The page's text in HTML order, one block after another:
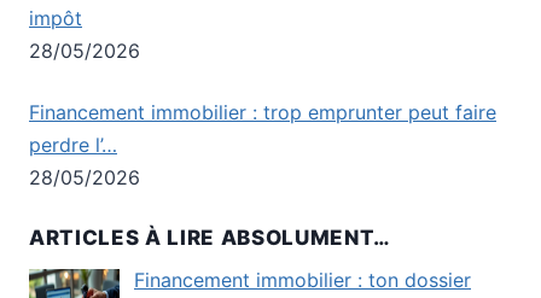
impôt
28/05/2026
Financement immobilier : trop emprunter peut faire
perdre l’…
28/05/2026
ARTICLES À LIRE ABSOLUMENT…
Financement immobilier : ton dossier